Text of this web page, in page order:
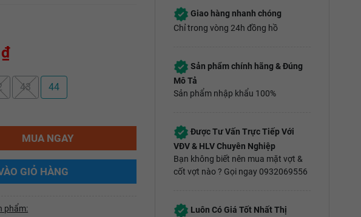
43 44
MUA NGAY
GIỎ HÀNG
phẩm:
Giao hàng nhanh chóng
Chỉ trong vòng 24h đồng hồ
Sản phẩm chính hãng & Đúng
Mô Tả
Sản phẩm nhập khẩu 100%
Được Tư Vấn Trực Tiếp Với
VĐV & HLV Chuyên Nghiệp
Bạn không biết nên mua mặt vợt &
cốt vợt nào ? Gọi ngay 0932069556
Luôn Có Giá Tốt Nhất Thị